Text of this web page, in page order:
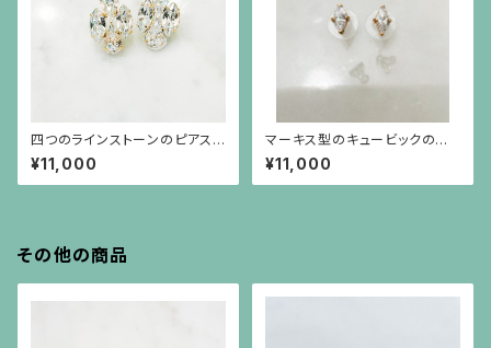
四つのラインストーンのピアス
（チタンポスト）
¥11,000
マーキス型のキュービックのシ
ルバーにゴールドプレーティング
枠のピアス（シルバーポスト）
¥11,000
その他の商品